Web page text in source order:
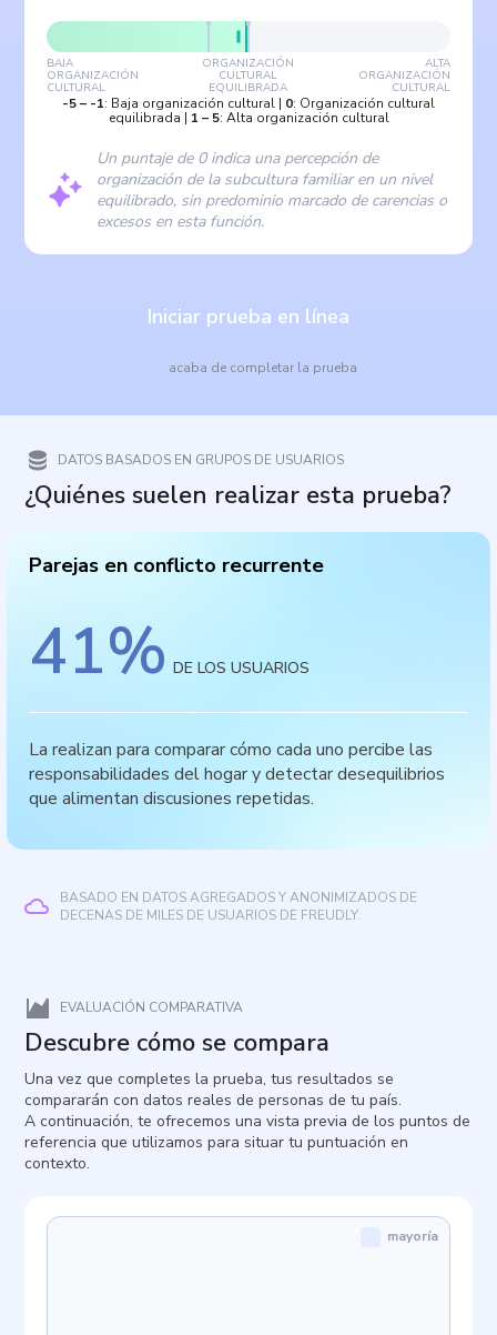
BAJA
ORGANIZACIÓN
CULTURAL
ORGANIZACIÓN
CULTURAL
EQUILIBRADA
ALTA
ORGANIZACIÓN
CULTURAL
-5– -1: Baja organización cultural | 0: Organización cultural
equilibrada | 1 – 5: Alta organización cultural
Un puntaje de 0 indica una percepción de
organización de la subcultura familiar en un nivel
equilibrado, sin predominio marcado de carencias o
excesos en esta función.
Iniciar prueba en línea
acaba de completar la prueba
DATOS BASADOS EN GRUPOS DE USUARIOS
¿Quiénes suelen realizar esta prueba?
Parejas en conflicto recurrente
41% DE LOS USUARIOS
La realizan para comparar cómo cada uno percibe las
responsabilidades del hogar y detectar desequilibrios
que alimentan discusiones repetidas.
BASADO EN DATOS AGREGADOS Y ANONIMIZADOS DE
DECENAS DE MILES DE USUARIOS DE FREUDLY.
EVALUACIÓN COMPARATIVA
Descubre cómo se compara
Una vez que completes la prueba, tus resultados se
compararán con datos reales de personas de tu país.
A continuación, te ofrecemos una vista previa de los puntos de
referencia que utilizamos para situar tu puntuación en
contexto.
mayoría